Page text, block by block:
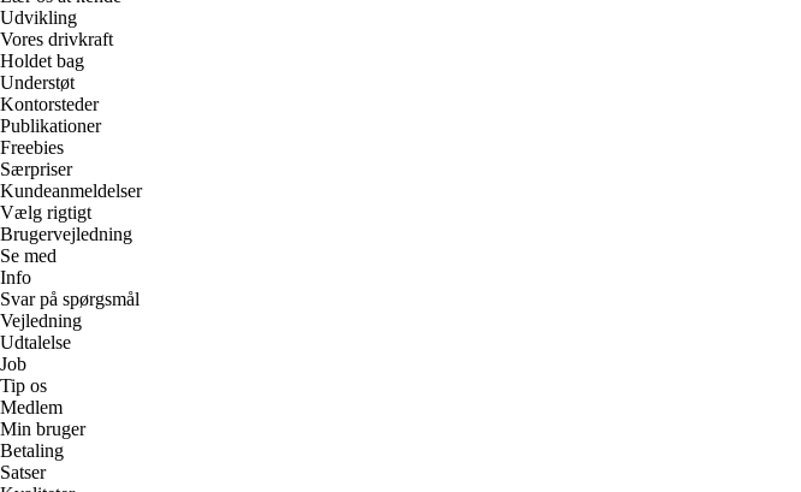
Udvikling
Vores drivkraft
Holdet bag
Understøt
Kontorsteder
Publikationer
Freebies
Særpriser
Kundeanmeldelser
Vælg rigtigt
Brugervejledning
Se med
Info
Svar på spørgsmål
Vejledning
Udtalelse
Job
Tip os
Medlem
Min bruger
Betaling
Satser